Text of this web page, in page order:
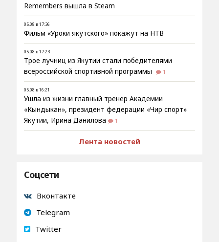
Remembers вышла в Steam
05.08 в 17:36
Фильм «Уроки якутского» покажут на НТВ
05.08 в 17:23
Трое лучниц из Якутии стали победителями
всероссийской спортивной программы
1
05.08 в 16:21
Ушла из жизни главный тренер Академии
«Кындыкан», президент федерации «Чир спорт»
Якутии, Ирина Данилова
1
Лента новостей
Соцсети
Вконтакте
Telegram
Twitter